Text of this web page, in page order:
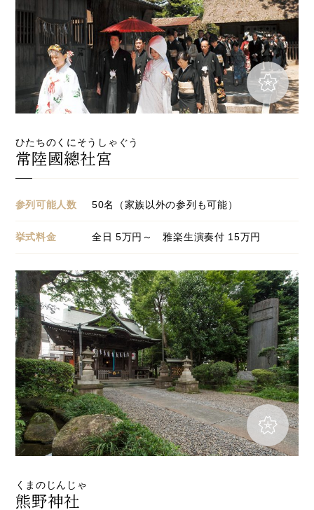
ひたちのくにそうしゃぐう
常陸國總社宮
参列可能人数 50名（家族以外の参列も可能）
挙式料金 全日 5万円～ 雅楽生演奏付 15万円
くまのじんじゃ
熊野神社